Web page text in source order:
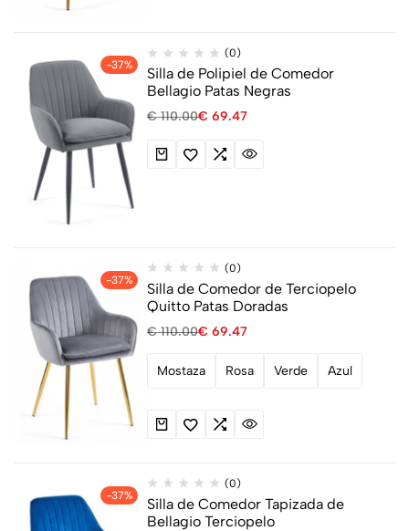
-37%
(0)
Silla de Polipiel de Comedor
Bellagio Patas Negras
€110.00€ 69.47
-37%
(0)
Silla de Comedor de Terciopelo
Quitto Patas Doradas
€110.00€ 69.47
Mostaza Rosa Verde Azul
-37%
(0)
Silla de Comedor Tapizada de
Bellagio Terciopelo